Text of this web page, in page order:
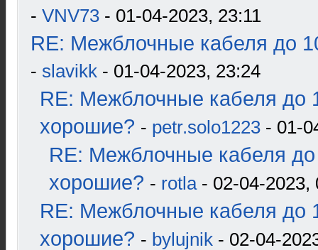
- VNV73 - 01-04-2023, 23:11
RE: Межблочные кабеля до
- slavikk - 01-04-2023, 23:24
RE: Межблочные кабеля до
хорошие? - petr.solo1223 - 01-
RE: Межблочные кабеля до
хорошие? - rotla- 02-04-2023,
RE: Межблочные кабеля до
хорошие? - bylujnik - 02-04-